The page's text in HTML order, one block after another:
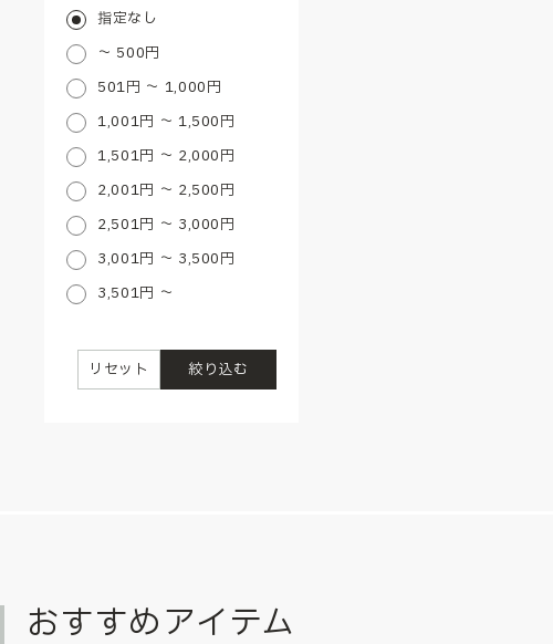
指定なし
～ 500円
501円 ～ 1,000円
1,001円 ～ 1,500円
1,501円 ～ 2,000円
2,001円 ～ 2,500円
2,501円 ～ 3,000円
3,001円 ～ 3,500円
3,501円 ～
絞り込む
リセット
おすすめアイテム